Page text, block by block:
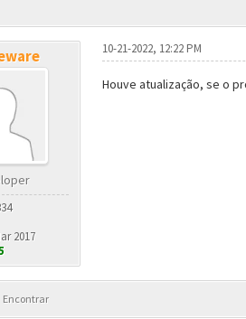
2017
10-21-2022, 12:22 PM
Houve atualização, se o
Encontrar